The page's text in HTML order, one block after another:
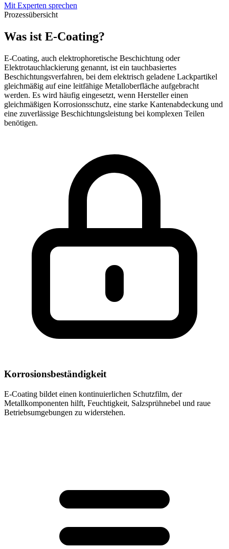
Mit Experten sprechen
Prozessübersicht
Was ist E-Coating?
E-Coating, auch elektrophoretische Beschichtung oder
Elektrotauchlackierung genannt, ist ein tauchbasiertes
Beschichtungsverfahren, bei dem elektrisch geladene Lackpartikel
gleichmäßig auf eine leitfähige Metalloberfläche aufgebracht
werden. Es wird häufig eingesetzt, wenn Hersteller einen
gleichmäßigen Korrosionsschutz, eine starke Kantenabdeckung und
eine zuverlässige Beschichtungsleistung bei komplexen Teilen
benötigen.
Korrosionsbeständigkeit
E-Coating bildet einen kontinuierlichen Schutzfilm, der
Metallkomponenten hilft, Feuchtigkeit, Salzsprühnebel und raue
Betriebsumgebungen zu widerstehen.